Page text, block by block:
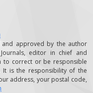
and approved by the author
editor in chief and
correct or be responsible
It is the responsibility of the
address, your postal code,